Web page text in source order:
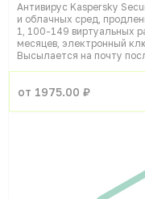
Антивирус Kaspersky
и облачных сред,
1, 100-149 виртуальных
месяцев, электронный
Высылается на почту
от 1975.00 ₽